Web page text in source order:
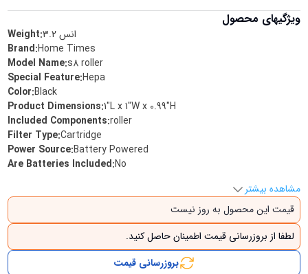
ویژگیهای محصول
Weight:3.2انس
Brand:Home Times
Model Name:s8 roller
Special Feature:Hepa
Color:Black
Product Dimensions:1"L x 1"W x 0.99"H
Included Components:roller
Filter Type:Cartridge
Power Source:Battery Powered
Are Batteries Included:No
مشاهده بیشتر
قیمت این محصول به روز نیست
لطفا از بروزرسانی قیمت اطمینان حاصل کنید.
بروزرسانی قیمت